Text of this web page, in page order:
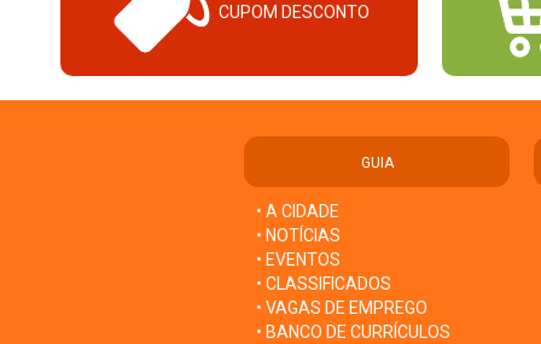
CUPOM DESCONTO
GUIA
• A CIDADE
• NOTÍCIAS
• EVENTOS
• CLASSIFICADOS
• VAGAS DE EMPREGO
• BANCO DE CURRÍCULOS